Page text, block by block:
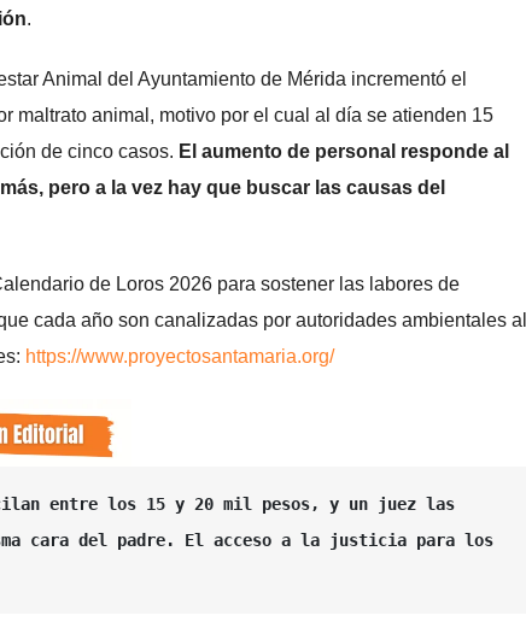
.
Animal del Ayuntamiento de Mérida incrementó el
maltrato animal, motivo por el cual al día se atienden 15
de cinco casos. El aumento de personal responde al
pero a la vez hay que buscar las causas del
de Loros 2026 para sostener las labores de
cada año son canalizadas por autoridades ambientales al
https://www.proyectosantamaria.org/
entre los 15 y 20 mil pesos, y un juez las
cara del padre. El acceso a la justicia para los